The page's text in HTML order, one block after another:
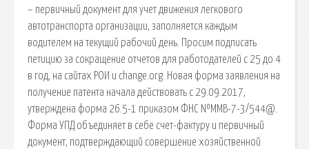
– первичный документ для учет движения легкового
автотранспорта организации, заполняется каждым
водителем на текущий рабочий день. Просим подписать
петицию за сокращение отчетов для работодателей с 25 до 4
в год, на сайтах РОИ и change.org. Новая форма заявления на
получение патента начала действовать с 29.09.2017,
утверждена форма 26.5-1 приказом ФНС №ММВ-7-3/544@.
Форма УПД объединяет в себе счет-фактуру и первичный
документ, подтверждающий совершение хозяйственной